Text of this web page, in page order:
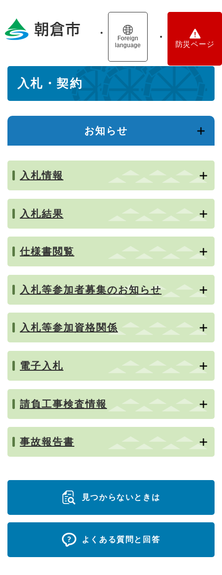
の
Foreign
language
防災ページ
入札・契約
お知らせ
入札情報
入札結果
仕様書閲覧
入札等参加者募集のお知らせ
入札等参加資格関係
電子入札
請負工事検査情報
事故報告書
見つからないときは
よくある質問と回答